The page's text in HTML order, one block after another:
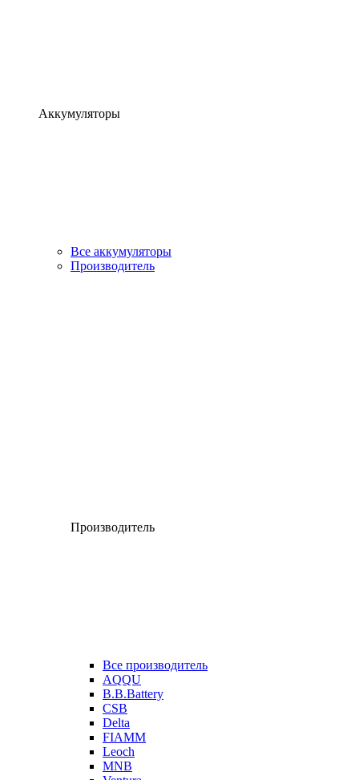
Аккумуляторы
Все аккумуляторы
Производитель
Производитель
Все производитель
AQQU
B.B.Battery
CSB
Delta
FIAMM
Leoch
MNB